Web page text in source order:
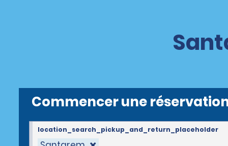
Commencer une
location_search_pickup_and_return_placeholder